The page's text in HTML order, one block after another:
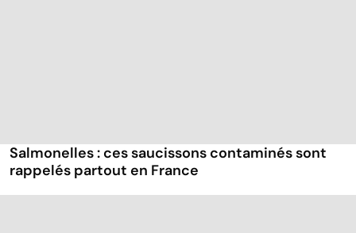
Salmonelles : ces saucissons contaminés sont
rappelés partout en France